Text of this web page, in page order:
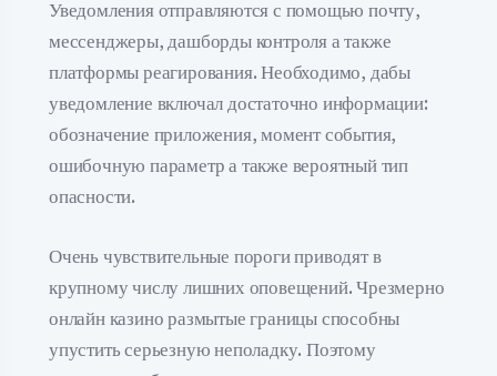
Уведомления отправляются с помощью почту,
мессенджеры, дашборды контроля а также
платформы реагирования. Необходимо, дабы
уведомление включал достаточно информации:
обозначение приложения, момент события,
ошибочную параметр а также вероятный тип
опасности.
Очень чувствительные пороги приводят в
крупному числу лишних оповещений. Чрезмерно
онлайн казино размытые границы способны
упустить серьезную неполадку. Поэтому